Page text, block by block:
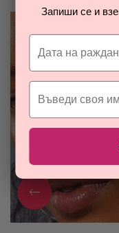
Запиши се и